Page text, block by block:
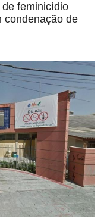
feminicídio
condenação de